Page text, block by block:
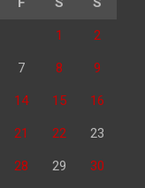
1 2
7 8 9
14 15 16
21 22 23
28 29 30